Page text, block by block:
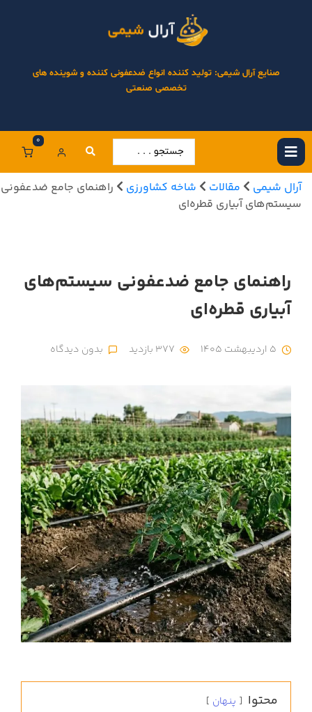
صنایع آرال شیمی: تولید کننده انواع ضدعفونی کننده و شوینده های
تخصصی صنعتی
0
آرال شیمی مقالات شاخه کشاورزی
راهنمای جامع ضدعفونی
سیستم‌های آبیاری قطره‌ای
راهنمای جامع ضدعفونی سیستم‌های
آبیاری قطره‌ای
بدون دیدگاه
محتوا پنهان